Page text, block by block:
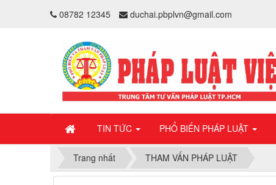
08782 12345 duchai.pbplvn@gmail.com
TIN TỨC PHỔ BIẾN PHÁP LUẬT
Trang nhất THAM VẤN PHÁP LUẬT